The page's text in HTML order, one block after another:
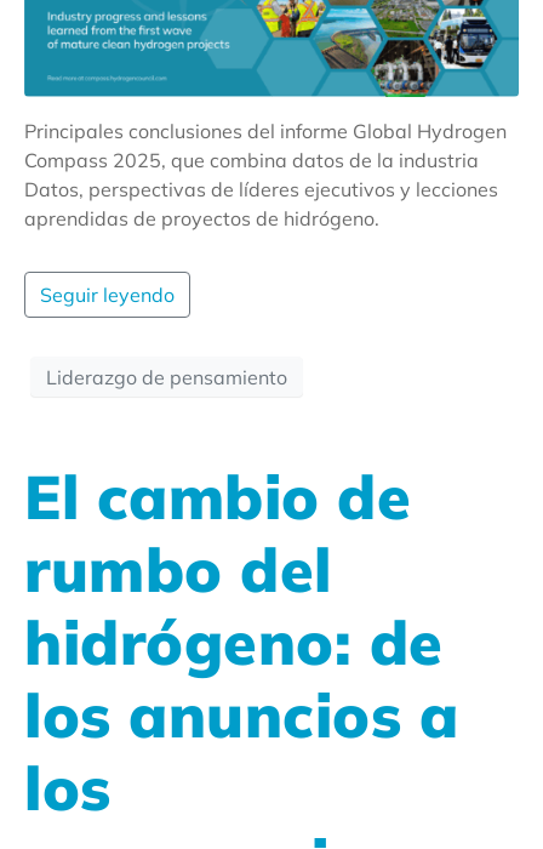
Principales conclusiones del informe Global Hydrogen
Compass 2025, que combina datos de la industria
Datos, perspectivas de líderes ejecutivos y lecciones
aprendidas de proyectos de hidrógeno.
Seguir leyendo
Liderazgo de pensamiento
El cambio de
rumbo del
hidrógeno: de
los anuncios a
los